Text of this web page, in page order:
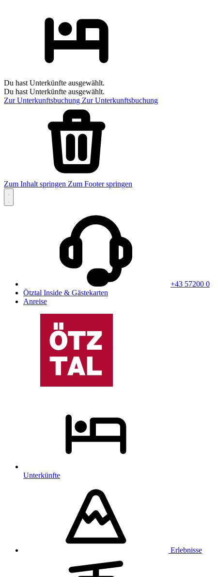
Du hast Unterkünfte ausgewählt.
Du hast Unterkünfte ausgewählt.
Zur Unterkunftsbuchung Zur Unterkunftsbuchung
Zum Inhalt springen Zum Footer springen
+43 57200 0
Ötztal Inside & Gästekarten
Anreise
Unterkünfte
Erlebnisse